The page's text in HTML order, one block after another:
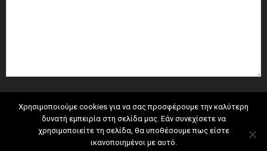
Χρησιμοποιούμε cookies για να σας προσφέρουμε την καλύτερη
δυνατή εμπειρία στη σελίδα μας. Εάν συνεχίσετε να
χρησιμοποιείτε τη σελίδα, θα υποθέσουμε πως είστε
ικανοποιημένοι με αυτό.